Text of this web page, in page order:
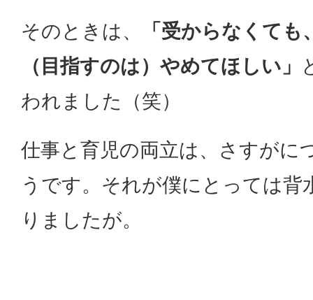
そのときは、
「受からなくて
（目指すのは）やめてほしい」
われました（笑）
仕事と育児の両立は、さすがに
うです。それが僕にとっては背
りましたが。